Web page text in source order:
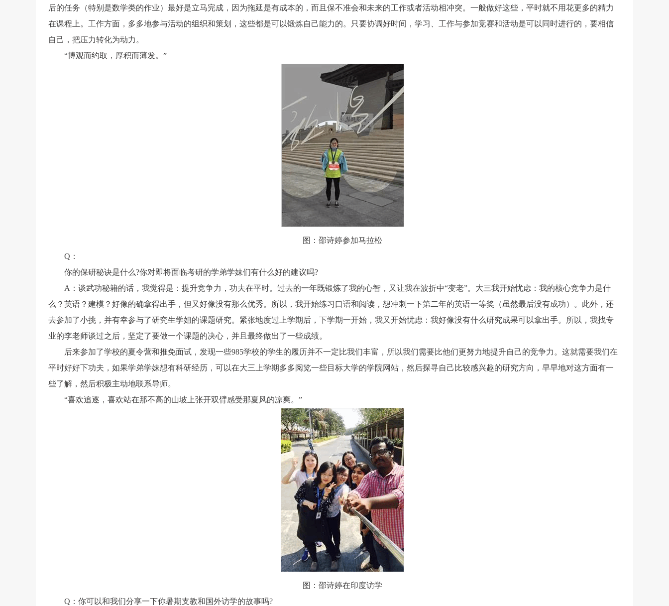
后的任务（特别是数学类的作业）最好是立马完成，因为拖延是有成本的，而且保不准会和未来的工作或者活动相冲突。一般做好这些，平时就不用花更多的精力
在课程上。工作方面，多多地参与活动的组织和策划，这些都是可以锻炼自己能力的。只要协调好时间，学习、工作与参加竞赛和活动是可以同时进行的，要相信
自己，把压力转化为动力。
“博观而约取，厚积而薄发。”
图：邵诗婷参加马拉松
Q ：
你的保研秘诀是什么?你对即将面临考研的学弟学妹们有什么好的建议吗?
A ：谈武功秘籍的话，我觉得是：提升竞争力，功夫在平时。过去的一年既锻炼了我的心智，又让我在波折中“变老”。大三我开始忧虑：我的核心竞争力是什
么？英语？建模？好像的确拿得出手，但又好像没有那么优秀。所以，我开始练习口语和阅读，想冲刺一下第二年的英语一等奖（虽然最后没有成功）。此外，还
去参加了小挑，并有幸参与了研究生学姐的课题研究。紧张地度过上学期后，下学期一开始，我又开始忧虑：我好像没有什么研究成果可以拿出手。所以，我找专
业的李老师谈过之后，坚定了要做一个课题的决心，并且最终做出了一些成绩。
后来参加了学校的夏令营和推免面试，发现一些985学校的学生的履历并不一定比我们丰富，所以我们需要比他们更努力地提升自己的竞争力。这就需要我们在
平时好好下功夫，如果学弟学妹想有科研经历，可以在大三上学期多多阅览一些目标大学的学院网站，然后探寻自己比较感兴趣的研究方向，早早地对这方面有一
些了解，然后积极主动地联系导师。
“喜欢追逐，喜欢站在那不高的山坡上张开双臂感受那夏风的凉爽。”
图：邵诗婷在印度访学
Q ：你可以和我们分享一下你暑期支教和国外访学的故事吗?